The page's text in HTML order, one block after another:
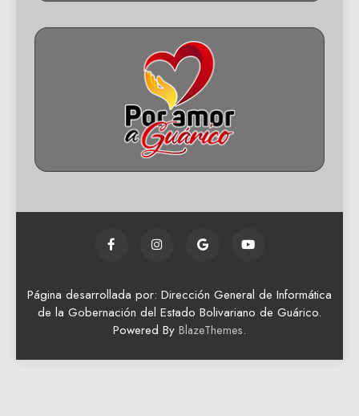
Página desarrollada por: Dirección General de Informática
de la Gobernación del Estado Bolivariano de Guárico.
Powered By BlazeThemes.